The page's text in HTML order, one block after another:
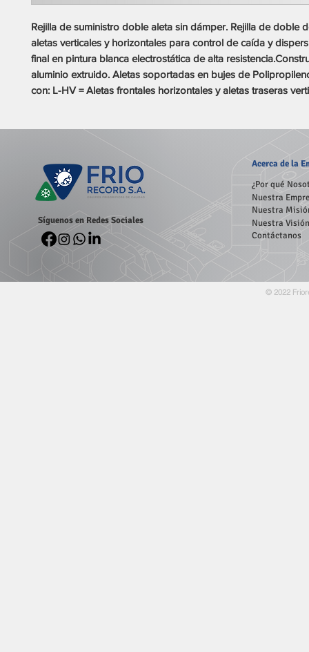
Rejilla de suministro doble aleta sin dámper. Rejilla de doble
aletas verticales y horizontales para control de caída y
final en pintura blanca electrostática de alta
aluminio extruido. Aletas soportadas en bujes de
con: L-HV = Aletas frontales horizontales y aletas traseras
Síguenos en Redes Sociales
Acercade la
¿Por qué
Nuestra
Nuestra
Nuestra Visión
Contáctanos
© 2022